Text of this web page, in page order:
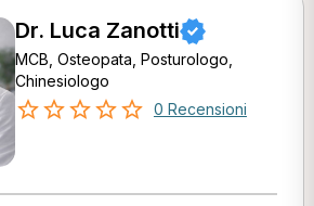
Dr. Luca Zanotti
MCB, Osteopata, Posturologo,
Chinesiologo
0 Recensioni